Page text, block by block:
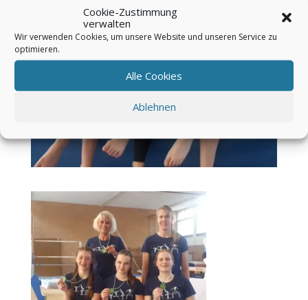
Cookie-Zustimmung
verwalten
Wir verwenden Cookies, um unsere Website und unseren Service zu
optimieren.
Alle Cookies
Ablehnen